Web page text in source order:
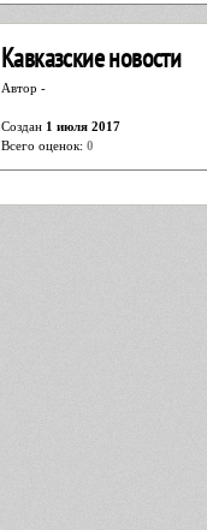
Кавказские новости
Автор -
Cоздан 1 июля 2017
Всего оценок: 0